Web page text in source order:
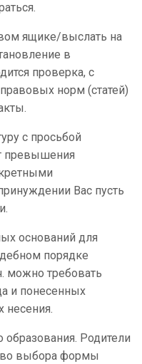
ящике/выслать на
в
проверка, с
норм (статей)
с просьбой
превышения
Вас пусть
оснований для
порядке
можно требовать
и понесенных
несения.
Родители
выбора формы